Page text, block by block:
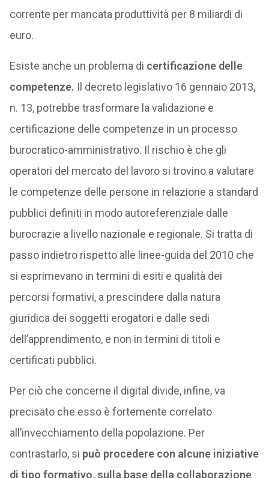
corrente per mancata produttività per 8 miliardi di
euro.
Esiste anche un problema di certificazione delle
competenze. Il decreto legislativo 16 gennaio 2013,
n. 13, potrebbe trasformare la validazione e
certificazione delle competenze in un processo
burocratico-amministrativo. Il rischio è che gli
operatori del mercato del lavoro si trovino a valutare
le competenze delle persone in relazione a standard
pubblici definiti in modo autoreferenziale dalle
burocrazie a livello nazionale e regionale. Si tratta di
passo indietro rispetto alle linee-guida del 2010 che
si esprimevano in termini di esiti e qualità dei
percorsi formativi, a prescindere dalla natura
giuridica dei soggetti erogatori e dalle sedi
dell’apprendimento, e non in termini di titoli e
certificati pubblici.
Per ciò che concerne il digital divide, infine, va
precisato che esso è fortemente correlato
all’invecchiamento della popolazione. Per
contrastarlo, si può procedere con alcune iniziative
di tipo formativo, sulla base della collaborazione